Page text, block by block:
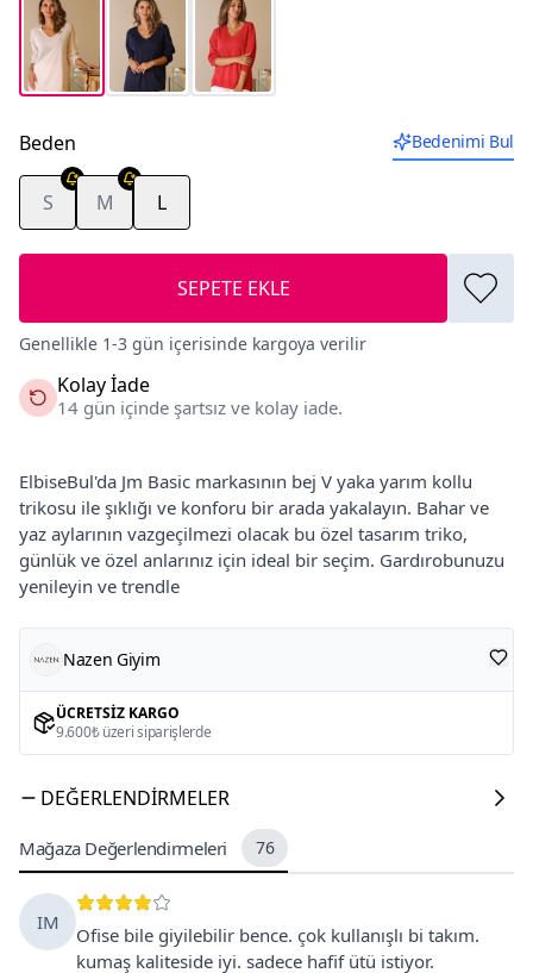
Beden Bedenimi Bul
S M L
SEPETE EKLE
Genellikle 1-3 gün içerisinde kargoya verilir
Kolay İade
14 gün içinde şartsız ve kolay iade.
ElbiseBul'da Jm Basic markasının bej V yaka yarım kollu
trikosu ile şıklığı ve konforu bir arada yakalayın. Bahar ve
yaz aylarının vazgeçilmezi olacak bu özel tasarım triko,
günlük ve özel anlarınız için ideal bir seçim. Gardırobunuzu
yenileyin ve trendle
Nazen Giyim
ÜCRETSIZ KARGO
9.600₺ üzeri siparişlerde
DEĞERLENDIRMELER
Mağaza Değerlendirmeleri 76
IM
Ofise bile giyilebilir bence. çok kullanışlı bi takım.
kumaş kaliteside iyi. sadece hafif ütü istiyor.